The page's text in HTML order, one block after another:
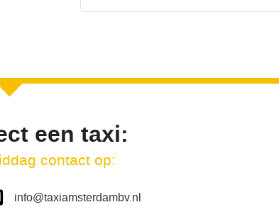
een taxi:
contact op:
info@taxiamsterdambv.nl